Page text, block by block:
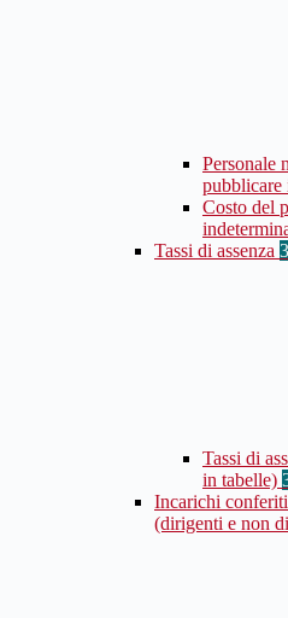
Personale
pubblicare
Costo del
Tassi di assenza 3
Tassi di
in tabelle)
Incarichi
(dirigenti e non